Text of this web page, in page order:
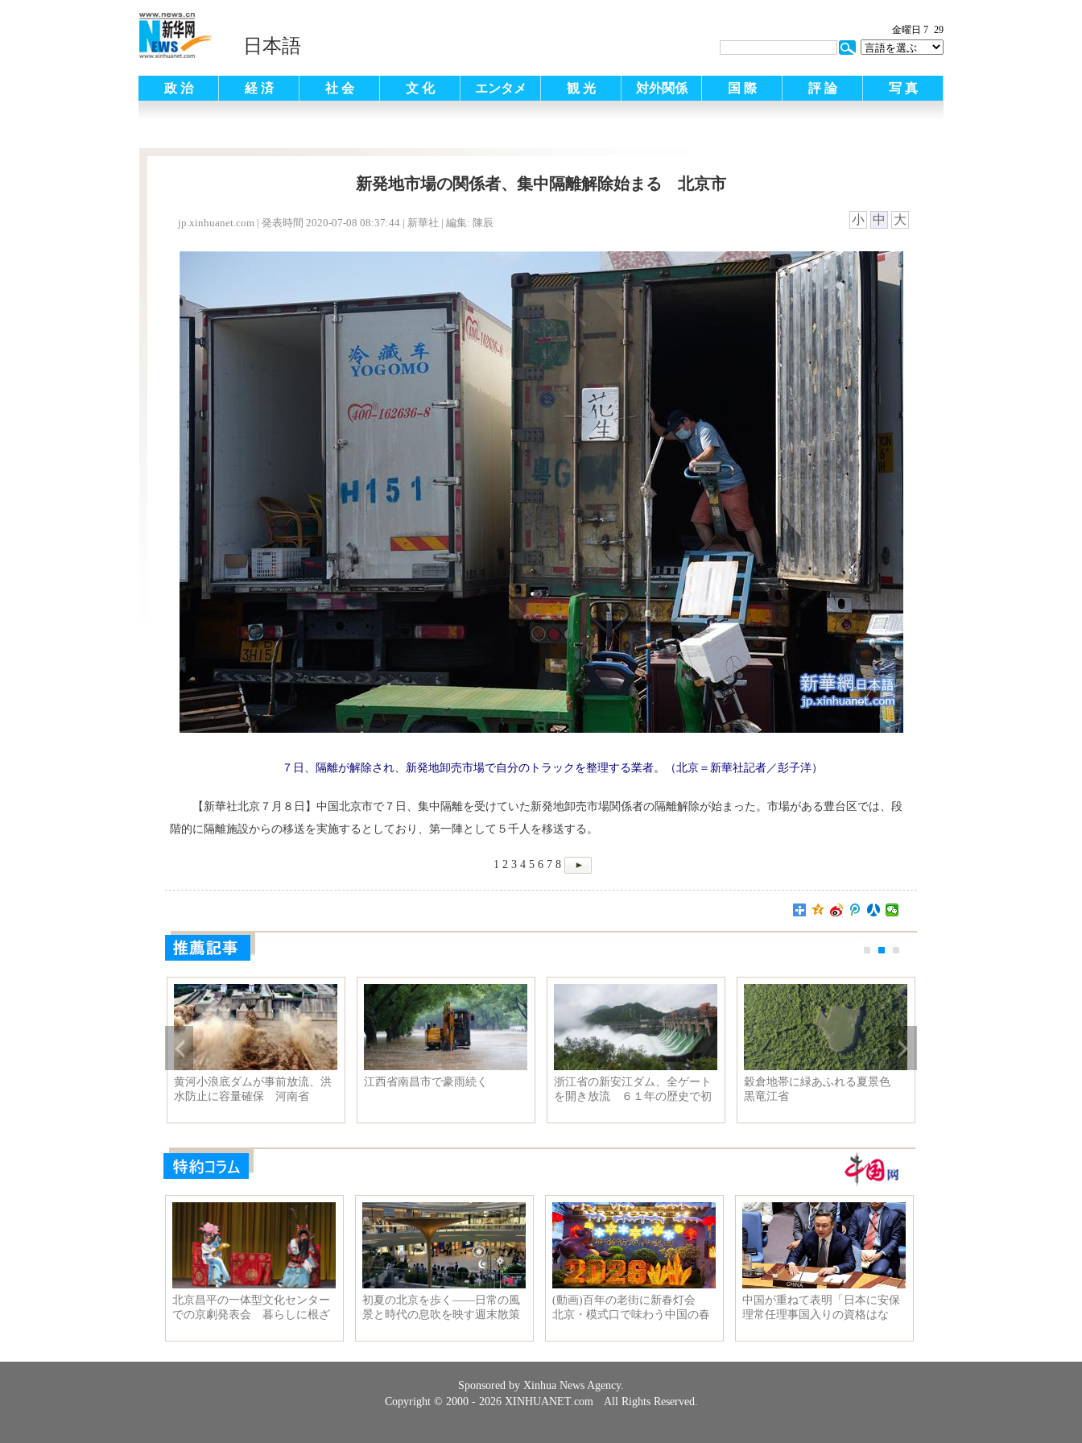
日本語
金曜日 7 29
政 治 経 済 社 会 文 化 エンタメ 観 光 対外関係 国 際 評 論 写 真
新発地市場の関係者、集中隔離解除始まる 北京市
jp.xinhuanet.com | 発表時間 2020-07-08 08:37:44 | 新華社 | 編集: 陳辰 小 中 大
７日、隔離が解除され、新発地卸売市場で自分のトラックを整理する業者。（北京＝新華社記者／彭子洋）
【新華社北京７月８日】中国北京市で７日、集中隔離を受けていた新発地卸売市場関係者の隔離解除が始まった。市場がある豊台区では、段
階的に隔離施設からの移送を実施するとしており、第一陣として５千人を移送する。
1 2 3 4 5 6 7 8
黄河小浪底ダムが事前放流、洪
水防止に容量確保 河南省
江西省南昌市で豪雨続く
浙江省の新安江ダム、全ゲート
を開き放流 ６１年の歴史で初
穀倉地帯に緑あふれる夏景色
黒竜江省
Sponsored by Xinhua News Agency.
Copyright © 2000 - 2026 XINHUANET.com All Rights Reserved.